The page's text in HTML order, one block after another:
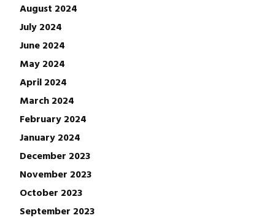
August 2024
July 2024
June 2024
May 2024
April 2024
March 2024
February 2024
January 2024
December 2023
November 2023
October 2023
September 2023